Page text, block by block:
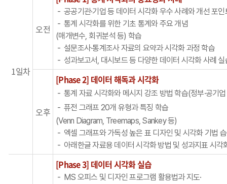
1일차
오전
- 공공기관·기업 등 데이터 시각화 우수 사례와 개선 포인
- 통계 시각화를 위한 기초 통계와 주요 개념
(매개변수, 회귀분석 등) 학습
- 설문조사·통계조사 자료의 요약과 시각화 과정 학습
- 성과보고서, 대시보드 등 다양한 데이터 시각화 사례 실
오후
[Phase 2] 데이터 해독과 시각화
-통계 자료 시각화와 메시지 강조 방법 학습(정부·공기
-퓨전 그래프 20개 유형과 특징 학습
(Venn Diagram, Treemaps, Sankey 등)
- 엑셀 그래프와 가독성 높은 표 디자인 및 시각화 기법
- 아래한글 자료용 데이터 시각화 방법 및 성과지표 시각
[Phase 3] 데이터 시각화 실습
- MS 오피스 및 디자인 프로그램 활용법과 지도·